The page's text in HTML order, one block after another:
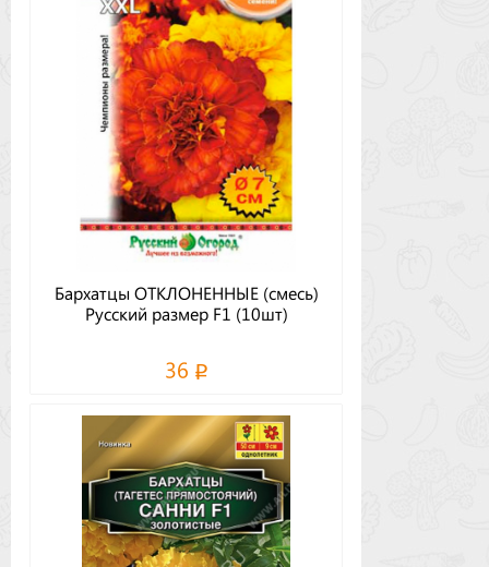
Бархатцы ОТКЛОНЕННЫЕ (смесь)
Русский размер F1 (10шт)
36